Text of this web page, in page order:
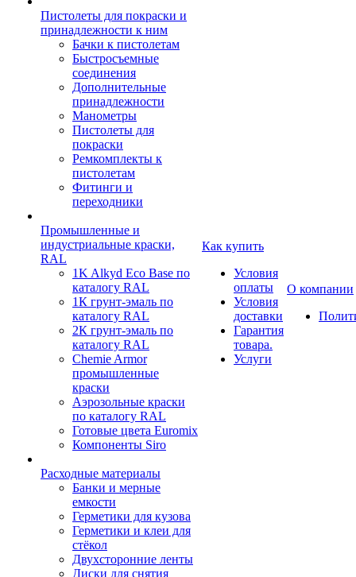
Пистолеты для покраски и
принадлежности к ним
Бачки к пистолетам
Быстросъемные
соединения
Дополнительные
принадлежности
Манометры
Пистолеты для
покраски
Ремкомплекты к
пистолетам
Фитинги и
переходники
Промышленные и
индустриальные краски,
RAL
1K Alkyd Eco Base по
каталогу RAL
1К грунт-эмаль по
каталогу RAL
2К грунт-эмаль по
каталогу RAL
Chemie Armor
промышленные
краски
Аэрозольные краски
по каталогу RAL
Готовые цвета Euromix
Компоненты Siro
Расходные материалы
Банки и мерные
емкости
Герметики для кузова
Герметики и клеи для
стёкол
Двухсторонние ленты
Диски для снятия
Как купить
Условия
оплаты
Условия
доставки
Гарантия
товара.
Услуги
О компании